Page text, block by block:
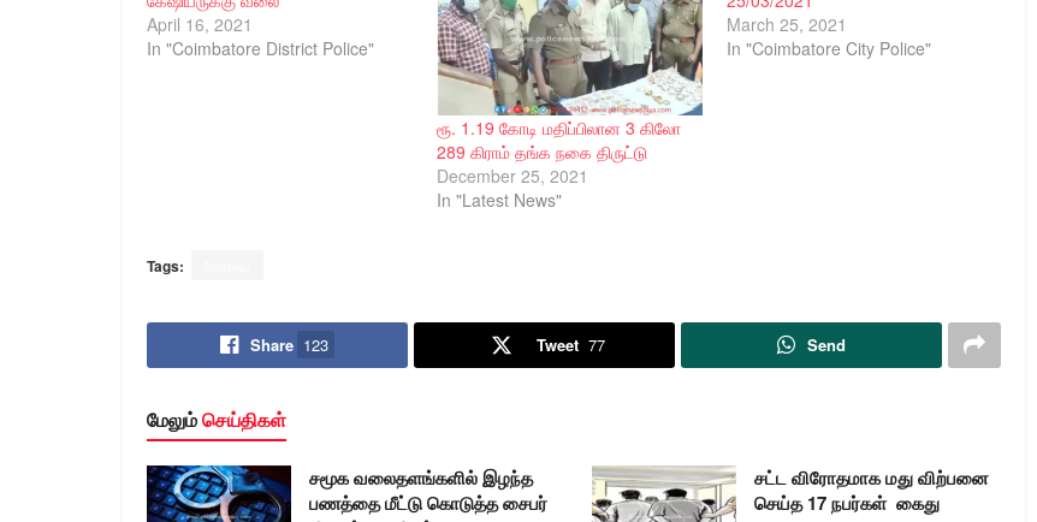
April 16, 2021
In "Coimbatore District Police"
ரூ. 1.19 கோடி மதிப்பிலான 3 கிலோ
289 கிராம் தங்க நகை திருட்டு
December 25, 2021
In "Latest News"
March 25, 2021
In "Coimbatore City Police"
Tags:
Share 123 Tweet 77 Send
மேலும்செய்திகள்
சமூக வலைதளங்களில் இழந்த
பணத்தை மீட்டு கொடுத்த சைபர்
சட்ட விரோதமாக மது விற்பனை
செய்த 17 நபர்கள் கைது